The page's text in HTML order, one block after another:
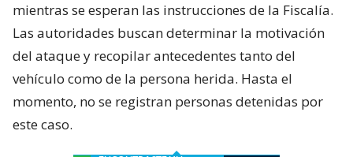
mientras se esperan las instrucciones de la Fiscalía.
Las autoridades buscan determinar la motivación
del ataque y recopilar antecedentes tanto del
vehículo como de la persona herida. Hasta el
momento, no se registran personas detenidas por
este caso.